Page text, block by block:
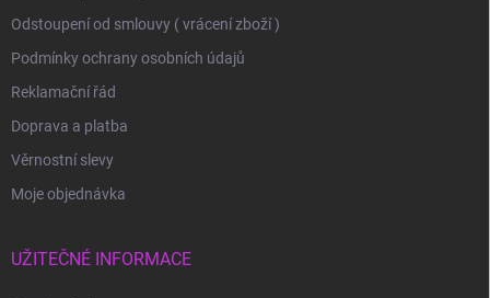
Odstoupení od smlouvy ( vrácení zboží )
Podmínky ochrany osobních údajů
Reklamační řád
Doprava a platba
Věrnostní slevy
Moje objednávka
UŽITEČNÉ INFORMACE